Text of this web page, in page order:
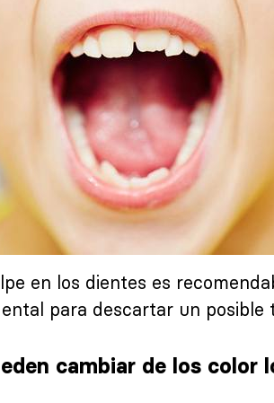
en los dientes es
para descartar un posible
cambiar de los color